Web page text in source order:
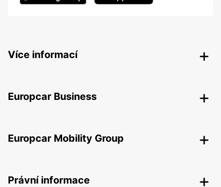
Více informací
Europcar Business
Europcar Mobility Group
Právní informace